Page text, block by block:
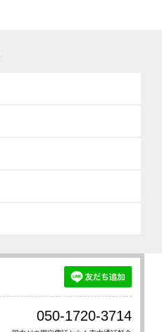
050-1720-3714